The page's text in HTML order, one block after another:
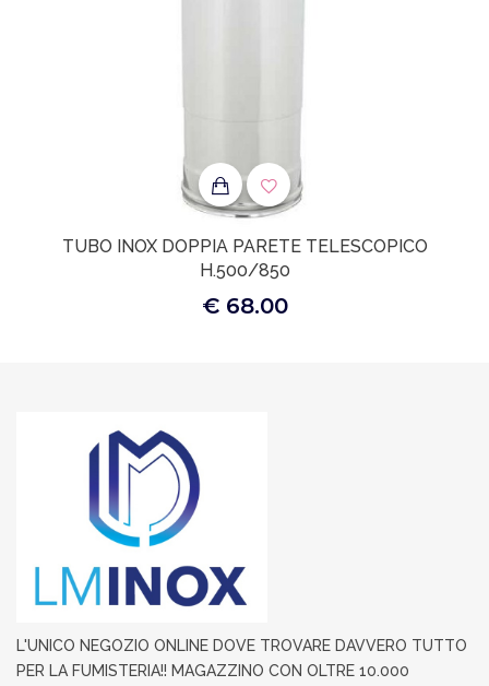
TUBO INOX DOPPIA PARETE TELESCOPICO
H.500/850
€ 68.00
L'UNICO NEGOZIO ONLINE DOVE TROVARE DAVVERO TUTTO
PER LA FUMISTERIA!! MAGAZZINO CON OLTRE 10.000